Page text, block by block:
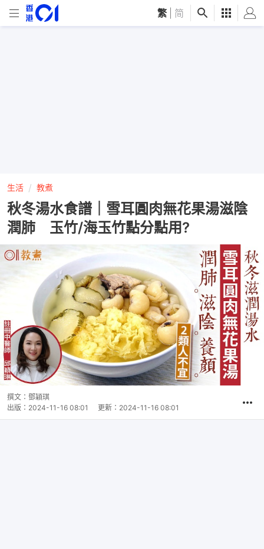
繁 简
生活 教煮
秋冬湯水食譜｜雪耳圓肉無花果湯滋陰
潤肺 玉竹/海玉竹點分點用?
撰文： 鄧穎琪
出版： 2024-11-16 08:01 更新： 2024-11-16 08:01